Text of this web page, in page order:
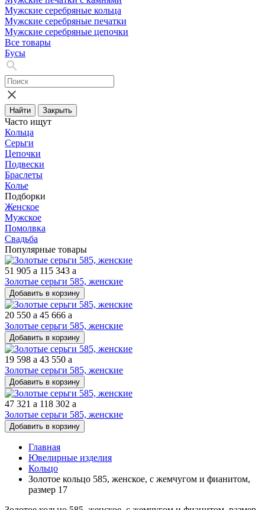
Мужские серебряные кольца
Мужские серебряные печатки
Мужские серебряные цепочки
Все товары
Бусы
Найти Закрыть
Часто ищут
Кольца
Серьги
Цепочки
Подвески
Браслеты
Колье
Подборки
Женское
Мужское
Помолвка
Свадьба
Популярные товары
51 905 a 115 343 a
Золотые серьги 585, женские
Добавить в корзину
20 550 a 45 666 a
Золотые серьги 585, женские
Добавить в корзину
19 598 a 43 550 a
Золотые серьги 585, женские
Добавить в корзину
47 321 a 118 302 a
Золотые серьги 585, женские
Добавить в корзину
Главная
Ювелирные изделия
Кольцо
Золотое кольцо 585, женское, с жемчугом и фианитом,
размер 17